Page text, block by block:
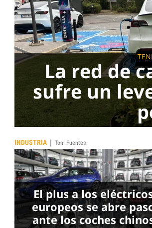
La red de
sufre un
INDUSTRIA | Toni Fuentes
El plus a los
europeos se abre
ante los coches